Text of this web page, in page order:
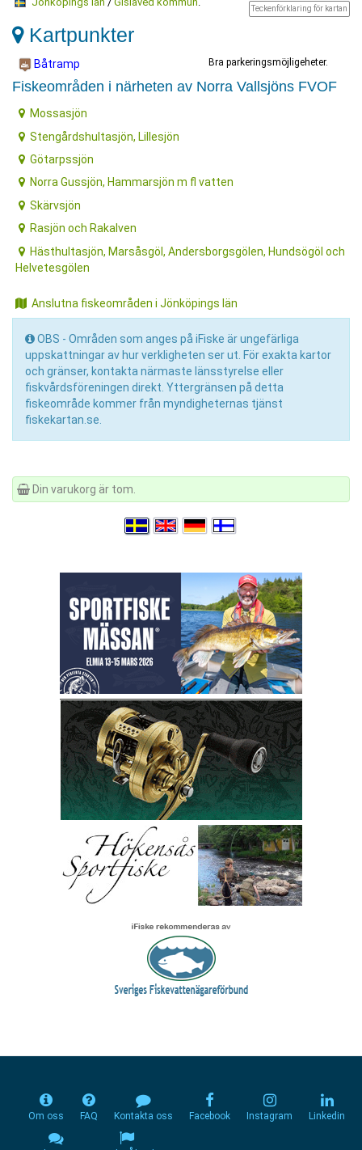
Teckenförklaring för kartan
Kartpunkter
Båtramp Bra parkeringsmöjligeheter.
Fiskeområden i närheten av Norra Vallsjöns FVOF
Mossasjön
Stengårdshultasjön, Lillesjön
Götarpssjön
Norra Gussjön, Hammarsjön m fl vatten
Skärvsjön
Rasjön och Rakalven
Hästhultasjön, Marsåsgöl, Andersborgsgölen, Hundsögöl och
Helvetesgölen
Anslutna fiskeområden i Jönköpings län
OBS - Områden som anges på iFiske är ungefärliga
uppskattningar av hur verkligheten ser ut. För exakta kartor
och gränser, kontakta närmaste länsstyrelse eller
fiskvårdsföreningen direkt. Yttergränsen på detta
fiskeområde kommer från myndigheternas tjänst
fiskekartan.se.
Din varukorg är tom.
Om oss FAQ Kontakta oss Facebook Instagram Linkedin